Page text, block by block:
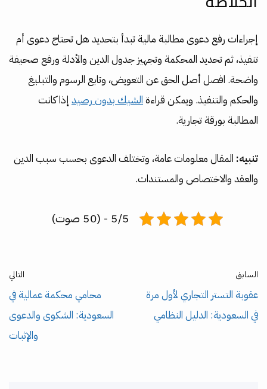
إجراءات رفع دعوى مطالبة مالية تبدأ بتحديد هل تحتاج دعوى أم
تنفيذ، ثم تحديد المحكمة وتجهيز جدول الدين والأدلة ورفع صحيفة
واضحة. افصل أصل الحق عن التعويض، وتابع الرسوم والتبليغ
والحكم والتنفيذ. ويمكن قراءة الشيك بدون رصيد إذا كانت
المطالبة بورقة تجارية.
تنبيه: المقال معلومات عامة، وتختلف الدعوى بحسب سبب الدين
والعقد والاختصاص والمستندات.
5/5 - (50 صوت)
السابق
عقوبة التستر التجاري لأول مرة
في السعودية: الدليل النظامي
التالي
محامي محكمة عمالية في
السعودية: الشكوى والدعوى
والإثبات